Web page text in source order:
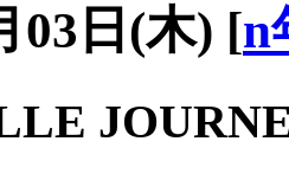
03日(木) [n